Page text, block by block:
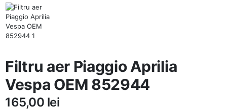
Filtru aer Piaggio Aprilia
Vespa OEM 852944
165,00 lei